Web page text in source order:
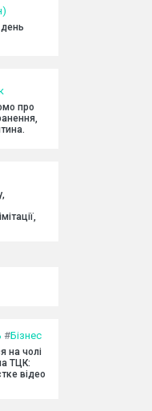
день
про
#Бізнес
на чолі
ТЦК:
відео